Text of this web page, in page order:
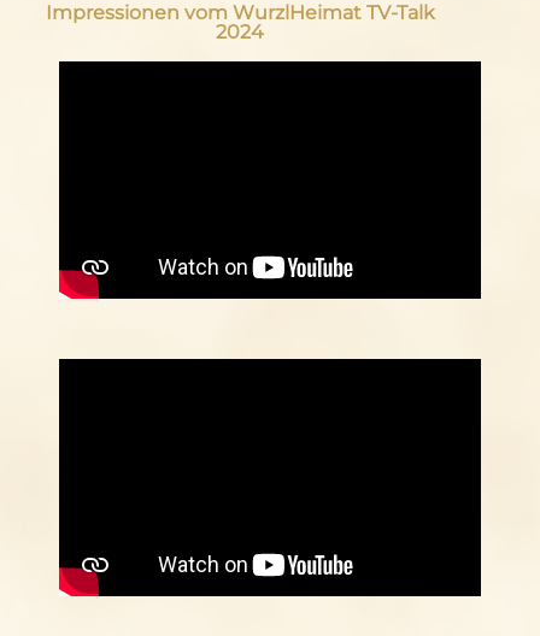
Impressionen vom WurzlHeimat TV-Talk
2024